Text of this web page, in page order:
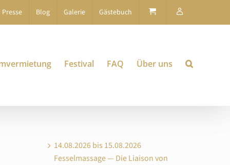
Presse Blog Galerie Gästebuch
Festival FAQ Über uns
14.08.2026 bis 15.08.2026
Fesselmassage — Die Liaison von